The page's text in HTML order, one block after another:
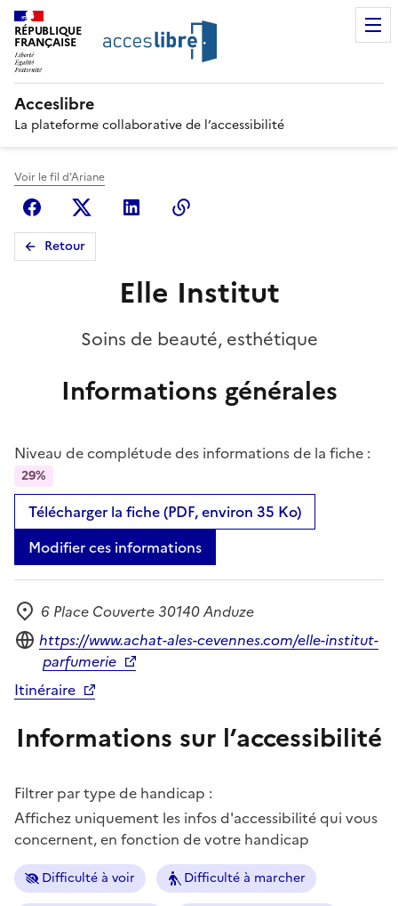
RÉPUBLIQUE
FRANÇAISE
Acceslibre
La plateforme collaborative de l’accessibilité
Voir le fil d'Ariane
FacebookX (anciennement Twitter)
Linkedin
Retour
Elle Institut
Soins de beauté, esthétique
Informations générales
Niveau de complétude des informations de la fiche :
29%
Télécharger la fiche (PDF, environ 35 Ko)
Modifier ces informations
Adresse
6 Place Couverte 30140 Anduze
Site internet
https://www.achat-ales-cevennes.com/elle-institut-
parfumerie
Itinéraire
Informations sur l’accessibilité
Filtrer par type de handicap :
Affichez uniquement les infos d'accessibilité qui vous
concernent, en fonction de votre handicap
Difficulté à voir Difficulté à marcher